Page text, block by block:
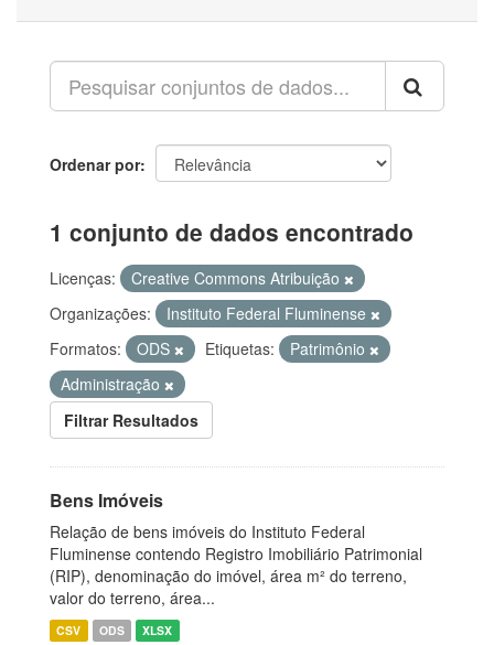
Ordenar por
1 conjunto de dados encontrado
Licenças:
Creative Commons Atribuição
Organizações:
Instituto Federal Fluminense
Formatos:
ODS Etiquetas:
Patrimônio
Administração
Filtrar Resultados
Bens Imóveis
Relação de bens imóveis do Instituto Federal
Fluminense contendo Registro Imobiliário Patrimonial
(RIP), denominação do imóvel, área m² do terreno,
valor do terreno, área...
CSV ODS XLSX